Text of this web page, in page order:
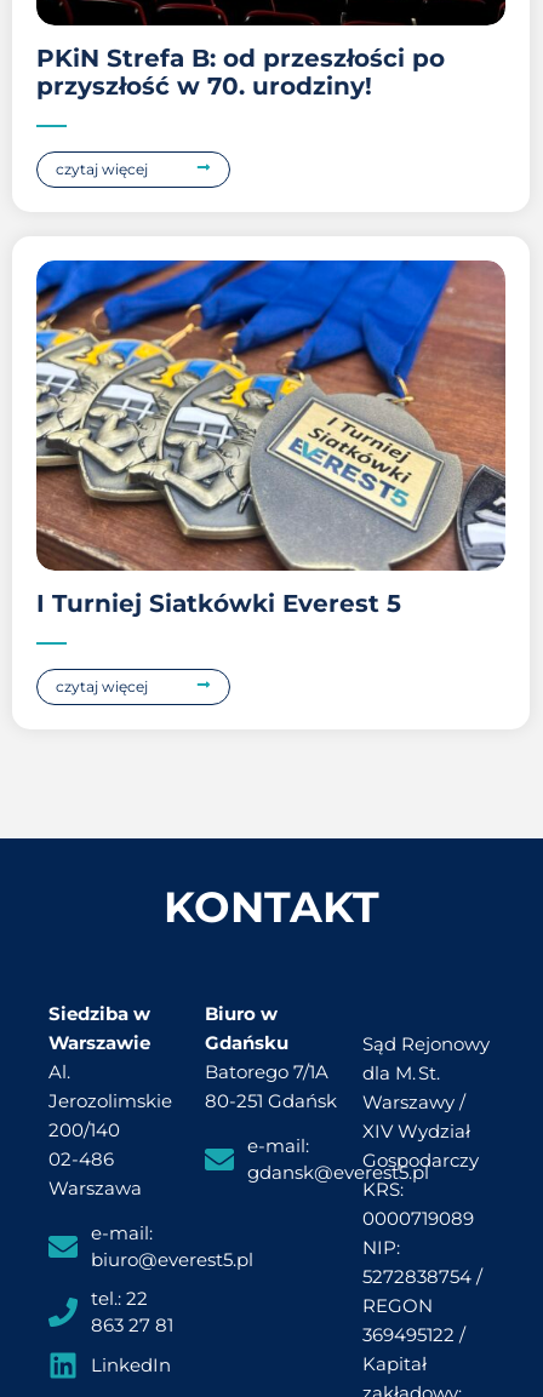
PKiN Strefa B: od przeszłości po
przyszłość w 70. urodziny!
czytaj więcej
I Turniej Siatkówki Everest 5
czytaj więcej
KONTAKT
Siedziba w
Warszawie
Al.
Jerozolimskie
200/140
02-486
Warszawa
e-mail:
biuro@everest5.pl
tel.: 22
863 27 81
LinkedIn
Biuro w
Gdańsku
Batorego 7/1A
80-251 Gdańsk
e-mail:
gdansk@everest5.pl
Sąd Rejonowy
dla M. St.
Warszawy /
XIV Wydział
Gospodarczy
KRS:
0000719089
NIP:
5272838754 /
REGON
369495122 /
Kapitał